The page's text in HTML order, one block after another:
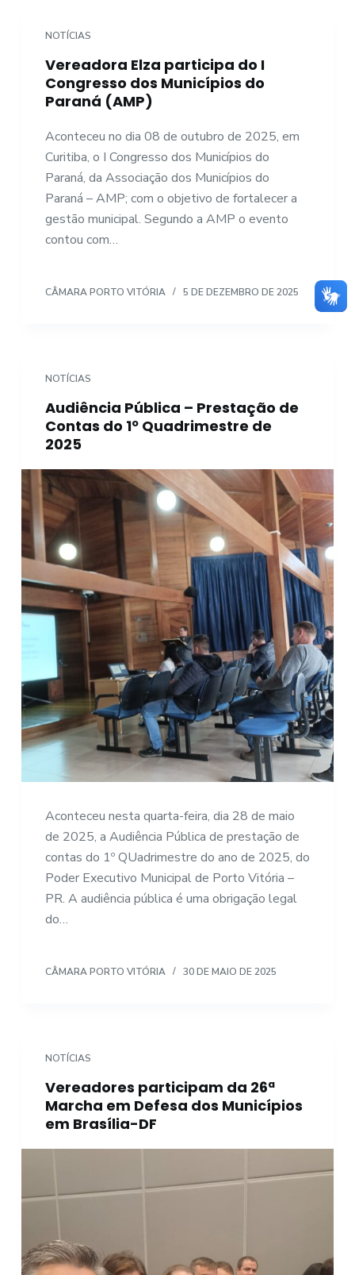
NOTÍCIAS
Vereadora Elza participa do I
Congresso dos Municípios do
Paraná (AMP)
Aconteceu no dia 08 de outubro de 2025, em
Curitiba, o I Congresso dos Municípios do
Paraná, da Associação dos Municípios do
Paraná – AMP; com o objetivo de fortalecer a
gestão municipal. Segundo a AMP o evento
contou com…
CÂMARA PORTO VITÓRIA 5 DE DEZEMBRO DE 2025
NOTÍCIAS
Audiência Pública – Prestação de
Contas do 1º Quadrimestre de
2025
Aconteceu nesta quarta-feira, dia 28 de maio
de 2025, a Audiência Pública de prestação de
contas do 1º QUadrimestre do ano de 2025, do
Poder Executivo Municipal de Porto Vitória –
PR. A audiência pública é uma obrigação legal
do…
CÂMARA PORTO VITÓRIA 30 DE MAIO DE 2025
NOTÍCIAS
Vereadores participam da 26ª
Marcha em Defesa dos Municípios
em Brasília-DF